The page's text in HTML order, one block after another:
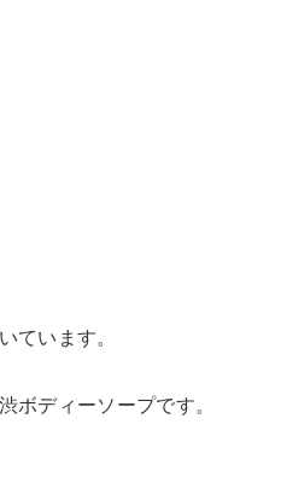
ています。
ボディーソープです。